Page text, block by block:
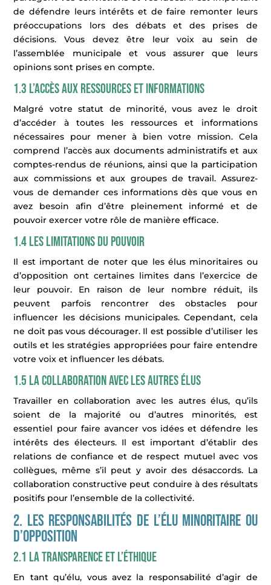
de défendre leurs intérêts et de faire remonter leurs
préoccupations lors des débats et des prises de
décisions. Vous devez être leur voix au sein de
l’assemblée municipale et vous assurer que leurs
opinions sont prises en compte.
1.3 L’accès aux ressources et informations
Malgré votre statut de minorité, vous avez le droit
d’accéder à toutes les ressources et informations
nécessaires pour mener à bien votre mission. Cela
comprend l’accès aux documents administratifs et aux
comptes-rendus de réunions, ainsi que la participation
aux commissions et aux groupes de travail. Assurez-
vous de demander ces informations dès que vous en
avez besoin afin d’être pleinement informé et de
pouvoir exercer votre rôle de manière efficace.
1.4 Les limitations du pouvoir
Il est important de noter que les élus minoritaires ou
d’opposition ont certaines limites dans l’exercice de
leur pouvoir. En raison de leur nombre réduit, ils
peuvent parfois rencontrer des obstacles pour
influencer les décisions municipales. Cependant, cela
ne doit pas vous décourager. Il est possible d’utiliser les
outils et les stratégies appropriées pour faire entendre
votre voix et influencer les débats.
1.5 La collaboration avec les autres élus
Travailler en collaboration avec les autres élus, qu’ils
soient de la majorité ou d’autres minorités, est
essentiel pour faire avancer vos idées et défendre les
intérêts des électeurs. Il est important d’établir des
relations de confiance et de respect mutuel avec vos
collègues, même s’il peut y avoir des désaccords. La
collaboration constructive peut conduire à des résultats
positifs pour l’ensemble de la collectivité.
2. Les responsabilités de l’élu minoritaire ou
d’opposition
2.1 La transparence et l’éthique
En tant qu’élu, vous avez la responsabilité d’agir de